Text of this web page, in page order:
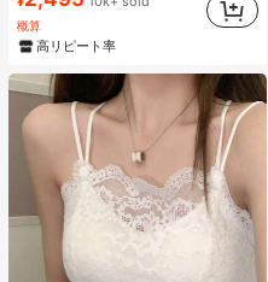
#1 ベストセラー
ワイド脚 レディースパンツ
売り切れ間近！
概算
高リピート率